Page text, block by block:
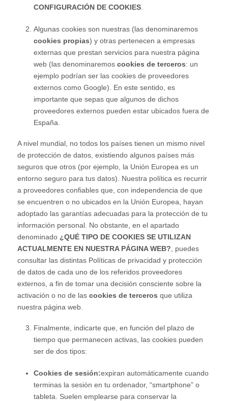
CONFIGURACIÓN DE COOKIES
Algunas cookies son nuestras (las denominaremos
cookies propias) y otras pertenecen a empresas
externas que prestan servicios para nuestra página
web (las denominaremoscookies de terceros: un
ejemplo podrían ser las cookies de proveedores
externos como Google). En este sentido, es
importante que sepas que algunos de dichos
proveedores externos pueden estar ubicados fuera de
España.
A nivel mundial, no todos los países tienen un mismo nivel
de protección de datos, existiendo algunos países más
seguros que otros (por ejemplo, la Unión Europea es un
entorno seguro para tus datos). Nuestra política es recurrir
a proveedores confiables que, con independencia de que
se encuentren o no ubicados en la Unión Europea, hayan
adoptado las garantías adecuadas para la protección de tu
información personal. No obstante, en el apartado
denominado ¿QUÉ TIPO DE COOKIES SE UTILIZAN
ACTUALMENTE EN NUESTRA PÁGINA WEB? , puedes
consultar las distintas Políticas de privacidad y protección
de datos de cada uno de los referidos proveedores
externos, a fin de tomar una decisión consciente sobre la
activación o no de lascookies de terceros que utiliza
nuestra página web.
Finalmente, indicarte que, en función del plazo de
tiempo que permanecen activas, las cookies pueden
ser de dos tipos:
Cookies de sesión:expiran automáticamente cuando
terminas la sesión en tu ordenador, “smartphone” o
tableta. Suelen emplearse para conservar la